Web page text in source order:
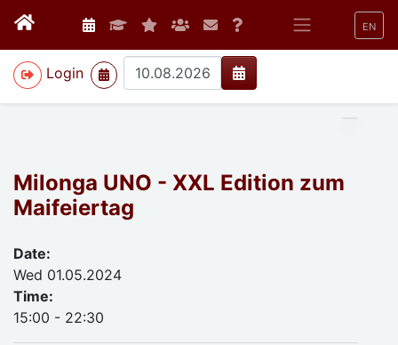
EN
Login
>
Milonga UNO - XXL Edition zum
Maifeiertag
Date:
Wed 01.05.2024
Time:
15:00 - 22:30